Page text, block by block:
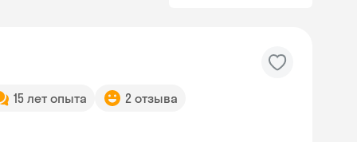
15 лет опыта 2 отзыва